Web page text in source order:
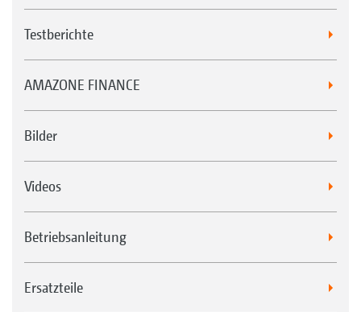
Testberichte
AMAZONE FINANCE
Bilder
Videos
Betriebsanleitung
Ersatzteile